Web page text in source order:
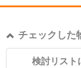
チェックした
検討リスト